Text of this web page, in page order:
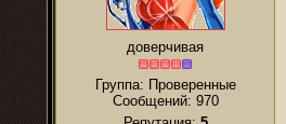
доверчивая
Группа: Проверенные
Сообщений: 970